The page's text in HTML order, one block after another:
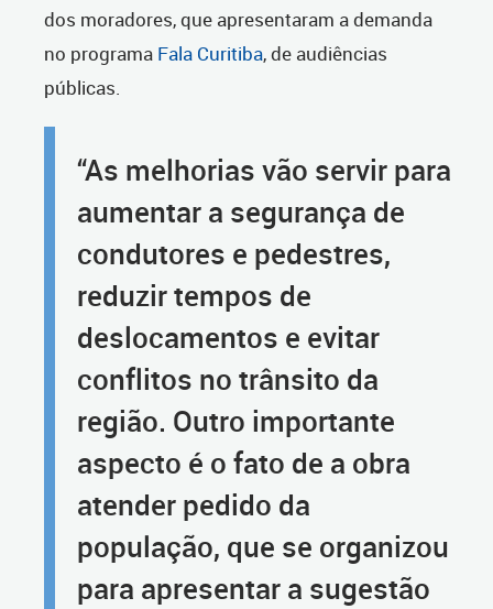
dos moradores, que apresentaram a demanda
no programa Fala Curitiba, de audiências
públicas.
“As melhorias vão servir para
aumentar a segurança de
condutores e pedestres,
reduzir tempos de
deslocamentos e evitar
conflitos no trânsito da
região. Outro importante
aspecto é o fato de a obra
atender pedido da
população, que se organizou
para apresentar a sugestão